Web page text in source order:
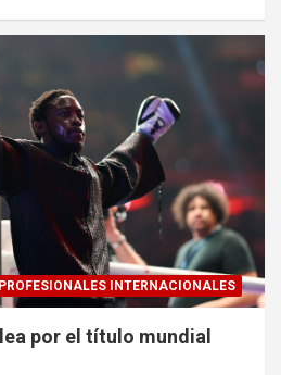
PROFESIONALES INTERNACIONALES
por el título mundial